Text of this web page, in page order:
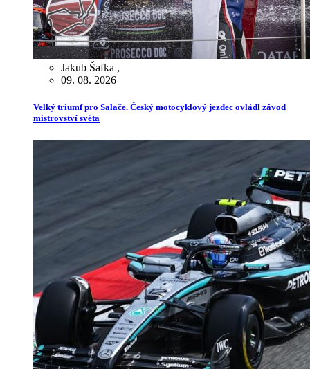
Jakub Šafka ,
09. 08. 2026
Velký triumf pro Salače. Český motocyklový jezdec ovládl závod
mistrovství světa